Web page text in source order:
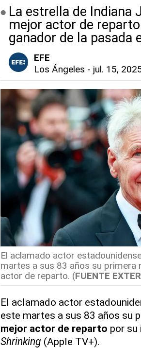
La estrella de Indiana
mejor actor de
ganador de la pasada
EFE
Los Ángeles - jul. 15,
El aclamado actor
martes a sus 83 años su primera
actor de reparto. (FUENTE
El aclamado actor
este martes a sus 83 años su
mejor actor de reparto por su
Shrinking (Apple TV+).